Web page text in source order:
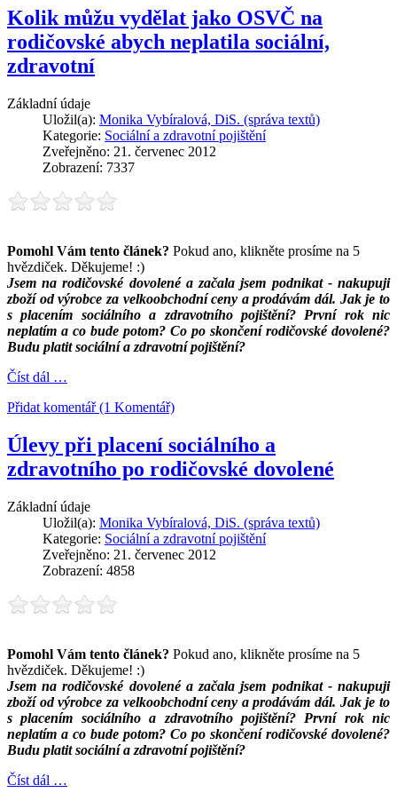
Kolik můžu vydělat jako OSVČ na
rodičovské abych neplatila sociální,
zdravotní
Základní údaje
Uložil(a): Monika Vybíralová, DiS. (správa textů)
Kategorie: Sociální a zdravotní pojištění
Zveřejněno: 21. červenec 2012
Zobrazení: 7337
Pomohl Vám tento článek? Pokud ano, klikněte prosíme na 5
hvězdiček. Děkujeme! :)
Jsem na rodičovské dovolené a začala jsem podnikat - nakupuji
zboží od výrobce za velkoobchodní ceny a prodávám dál. Jak je to
s placením sociálního a zdravotního pojištění? První rok nic
neplatím a co bude potom? Co po skončení rodičovské dovolené?
Budu platit sociální a zdravotní pojištění?
Číst dál …
Přidat komentář (1 Komentář)
Úlevy při placení sociálního a
zdravotního po rodičovské dovolené
Základní údaje
Uložil(a): Monika Vybíralová, DiS. (správa textů)
Kategorie: Sociální a zdravotní pojištění
Zveřejněno: 21. červenec 2012
Zobrazení: 4858
Pomohl Vám tento článek? Pokud ano, klikněte prosíme na 5
hvězdiček. Děkujeme! :)
Jsem na rodičovské dovolené a začala jsem podnikat - nakupuji
zboží od výrobce za velkoobchodní ceny a prodávám dál. Jak je to
s placením sociálního a zdravotního pojištění? První rok nic
neplatím a co bude potom? Co po skončení rodičovské dovolené?
Budu platit sociální a zdravotní pojištění?
Číst dál …